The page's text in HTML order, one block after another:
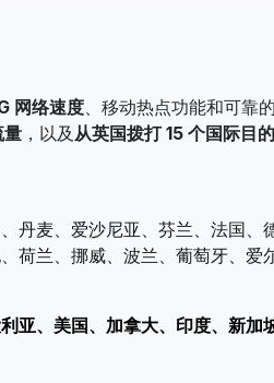
网络速度、移动热点功能和可靠
量 ，以及 从英国拨打 15 个国际目
丹麦、爱沙尼亚、芬兰、法国
荷兰、挪威、波兰、葡萄牙、
亚、美国、加拿大、印度、新